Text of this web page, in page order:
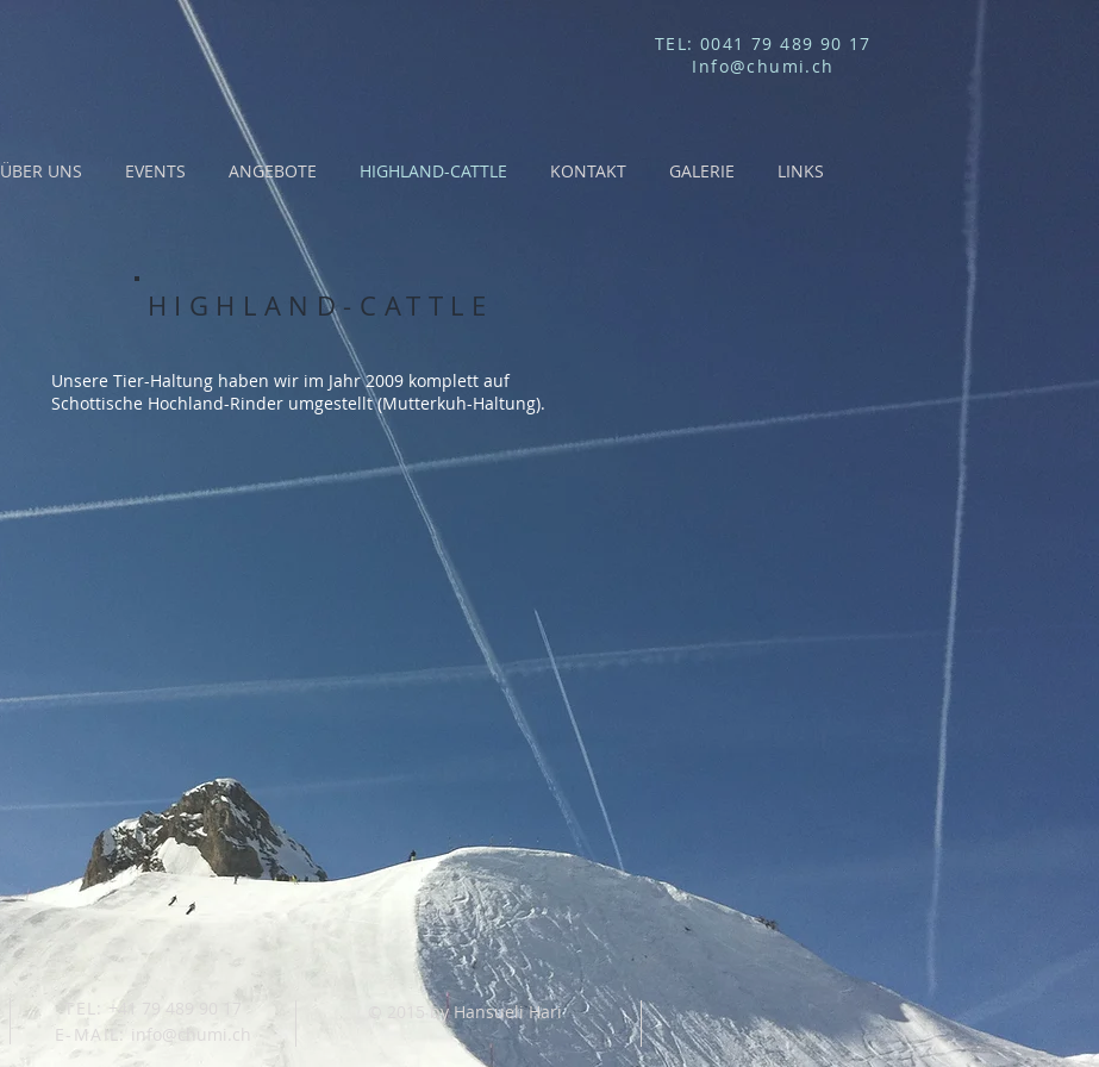
TEL: 0041 79 489 90 17
Info@chumi.ch
ÜBER UNS EVENTS ANGEBOTE HIGHLAND-CATTLE KONTAKT GALERIE LINKS
HIGHLAND-CATTLE
Unsere Tier-Haltung haben wir im Jahr 2009 komplett auf
Schottische Hochland-Rinder umgestellt (Mutterkuh-Haltung).
TEL:
+41 79 489 90 17
E-MAIL:
info@chumi.ch
© 2015 by Hansueli Hari